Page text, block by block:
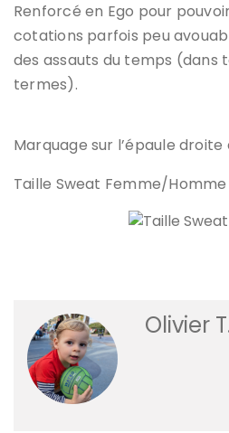
Renforcé en Ego pour
cotations parfois peu
des assauts du temps (dans
termes).
Marquage sur l’épaule
Taille Sweat Femme/Homme
Olivier